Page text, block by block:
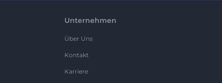
Unternehmen
Über Uns
Kontakt
Karriere